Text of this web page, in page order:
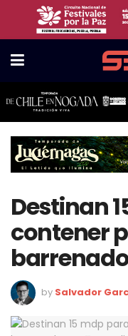
Destinan
contener
by Salvador